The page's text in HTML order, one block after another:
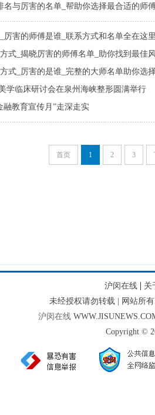
名与厉害的名单_帮助你选择最合适的师
厉害的师傅是谁_联系方式和名单全在这
式_揭晓厉害的师傅名单_助你找到最佳
式_厉害的是谁_完整的大师名单助你选
学临床研讨会在泉州海峡整形圆满举行
融教育宣传月”走深走实
首页 1 2 3
沪闵在线| 关
未经授权请勿转载 | 网站所
沪闵在线
Copyright ©